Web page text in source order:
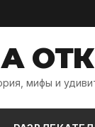
мифы и